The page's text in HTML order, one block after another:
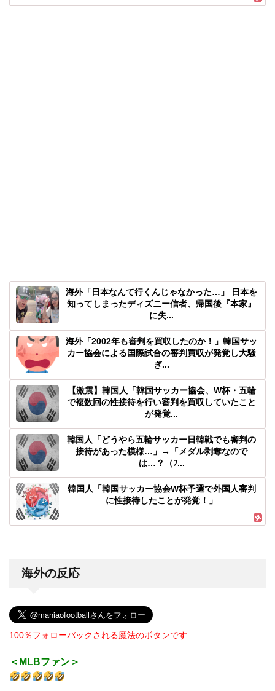
海外「日本なんて行くんじゃなかった…」 日本を
知ってしまったディズニー信者、帰国後『本家』
に失...
海外「2002年も審判を買収したのか！」韓国サッ
カー協会による国際試合の審判買収が発覚し大騒
ぎ...
【激震】韓国人「韓国サッカー協会、W杯・五輪
で複数回の性接待を行い審判を買収していたこと
が発覚...
韓国人「どうやら五輪サッカー日韓戦でも審判の
接待があった模様…」→「メダル剥奪なので
は…？（ﾌ...
韓国人「韓国サッカー協会W杯予選で外国人審判
に性接待したことが発覚！」
海外の反応
100％フォローバックされる魔法のボタンです
＜MLBファン＞